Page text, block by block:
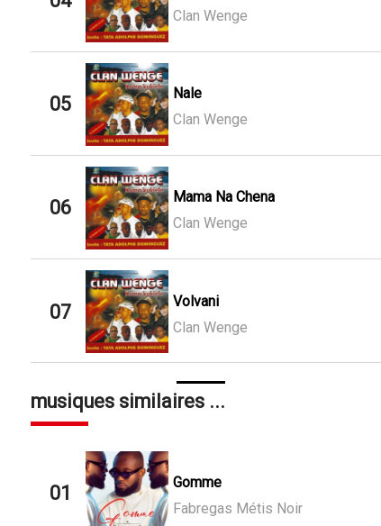
Clan Wenge
05
Nale
Clan Wenge
06
Mama Na Chena
Clan Wenge
07
Volvani
Clan Wenge
musiques similaires ...
01
Gomme
Fabregas Métis Noir